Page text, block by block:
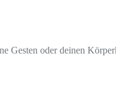
Gesten oder deinen